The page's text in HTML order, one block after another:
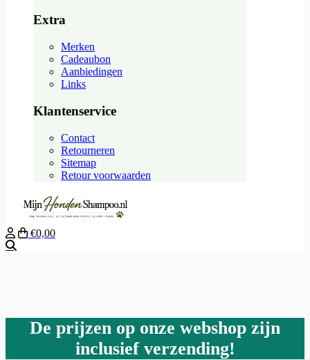
Extra
Merken
Cadeaubon
Aanbiedingen
Links
Klantenservice
Contact
Retourneren
Sitemap
Retour voorwaarden
€0,00
De prijzen op onze webshop zijn
inclusief verzending!